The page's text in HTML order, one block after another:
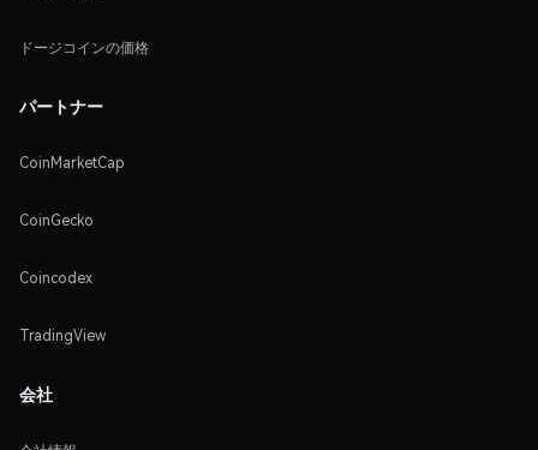
ドージコインの価格
パートナー
CoinMarketCap
CoinGecko
Coincodex
TradingView
会社